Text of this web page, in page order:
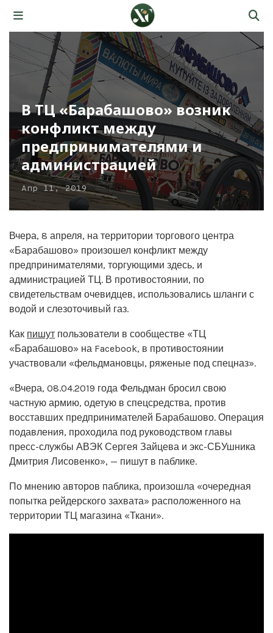
В ТЦ «Барабашово» возник
конфликт между
предпринимателями и
администрацией
Апр 11, 2019
Вчера, 8 апреля, на территории торгового центра
«Барабашово» произошел конфликт между
предпринимателями, торгующими здесь, и
администрацией ТЦ. В противостоянии, по
свидетельствам очевидцев, использовались шланги с
водой и слезоточивый газ.
Как пишут пользователи в сообществе «ТЦ
«Барабашово» на Facebook, в противостоянии
участвовали «фельдмановцы, ряженые под спецназ».
«Вчера, 08.04.2019 года Фельдман бросил свою
частную армию, одетую в спецсредства, против
восставших предпринимателей Барабашово. Операция
подавления, проходила под руководством главы
пресс-службы АВЭК Сергея Зайцева и экс-СБУшника
Дмитрия Лисовенко», — пишут в паблике.
По мнению авторов паблика, произошла «очередная
попытка рейдерского захвата» расположенного на
территории ТЦ магазина «Ткани».